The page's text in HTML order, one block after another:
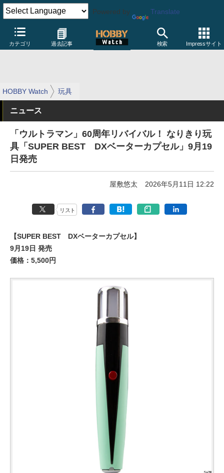
Powered by Translate
カテゴリ 過去記事 検索 Impressサイト
HOBBY Watch 玩具
ニュース
「ウルトラマン」60周年リバイバル！ なりきり玩
具「SUPER BEST DXベーターカプセル」9月19
日発売
屋敷悠太 2026年5月11日 12:22
リスト
【SUPER BEST DXベーターカプセル】
9月19日 発売
価格：5,500円